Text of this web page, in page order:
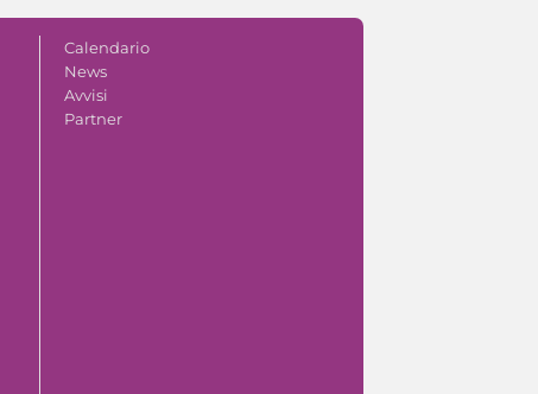
Calendario
News
Avvisi
Partner